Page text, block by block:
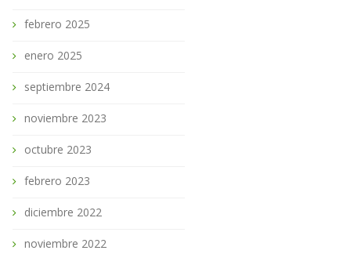
febrero 2025
enero 2025
septiembre 2024
noviembre 2023
octubre 2023
febrero 2023
diciembre 2022
noviembre 2022